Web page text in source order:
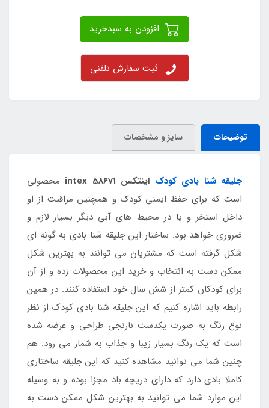
ثبت سفارش تلفنی
توضیحات سایز و مشخصات
جلیقه شنا بادی کودک اینتکس intex 58671
محصولی
است که برای حفظ ایمنی کودک و همچنین مراقبت از او
داخل استخر و یا در محیط های آبی دیگر بسیار لازم و
ضروری خواهد بود. ساختار این جلیقه شنا بادی به گونه ای
شکل گرفته است که مشتریان می توانند به بهترین شکل
ممکن دست به انتخاب و خرید این محصولات زده و از آن
برای کودکان کمتر از شش سال خود استفاده کنند. در همین
رابطه باید اشاره کنیم که این جلیقه شنا بادی کودک از نظر
نوع رنگ به صورت یکدست نارنجی طراحی و عرضه شده
است که یک رنگ بسیار زیبا و جذاب به شمار می رود. هم
چنین شما می توانید مشاهده کنید که این جلیقه ساختاری
کاملا بادی دارد که دارای دریچه باد مجزا بوده و به وسیله
این موارد شما می توانید به بهترین شکل ممکن دست به